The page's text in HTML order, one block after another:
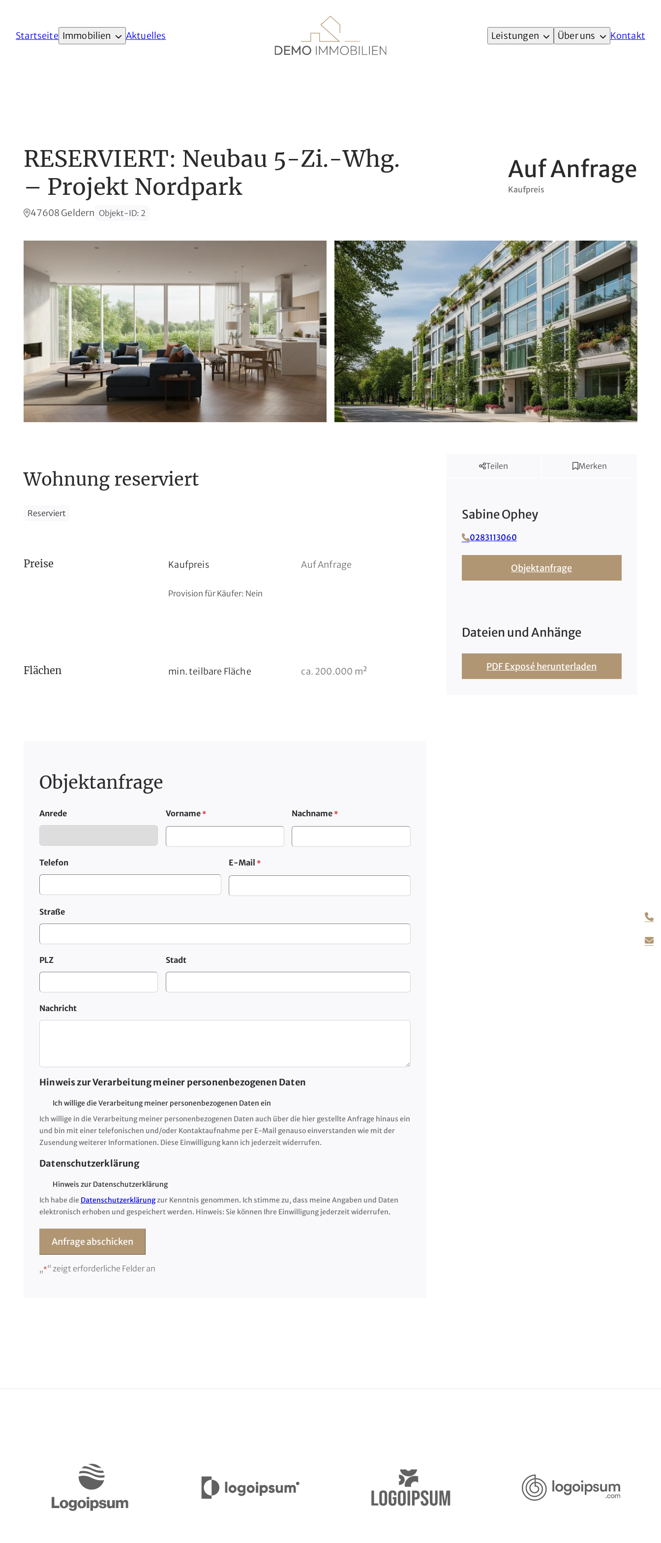
Startseite Immobilien Aktuelles Leistungen Über uns Kontakt
RESERVIERT: Neubau 5-Zi.-Whg.
– Projekt Nordpark
47608 Geldern Objekt-ID: 2
Auf Anfrage
Kaufpreis
Wohnung reserviert
Reserviert
Preise Kaufpreis Auf Anfrage
Provision für Käufer: Nein
Flächen min. teilbare Fläche ca. 200.000 m²
Objektanfrage
„*“ zeigt erforderliche Felder an
Anrede Vorname * Nachname *
Telefon E-Mail *
Straße
PLZ Stadt
Nachricht
Hinweis zur Verarbeitung meiner personenbezogenen Daten
Ich willige die Verarbeitung meiner personenbezogenen Daten ein
Ich willige in die Verarbeitung meiner personenbezogenen Daten auch über die hier gestellte Anfrage hinaus ein
und bin mit einer telefonischen und/oder Kontaktaufnahme per E-Mail genauso einverstanden wie mit der
Zusendung weiterer Informationen. Diese Einwilligung kann ich jederzeit widerrufen.
Datenschutzerklärung
Hinweis zur Datenschutzerklärung
Ich habe die Datenschutzerklärungzur Kenntnis genommen. Ich stimme zu, dass meine Angaben und Daten
elektronisch erhoben und gespeichert werden. Hinweis: Sie können Ihre Einwilligung jederzeit widerrufen.
Alternative:
Teilen Merken
SabineOphey
0283113060
Objektanfrage
Dateien und Anhänge
PDF Exposé herunterladen